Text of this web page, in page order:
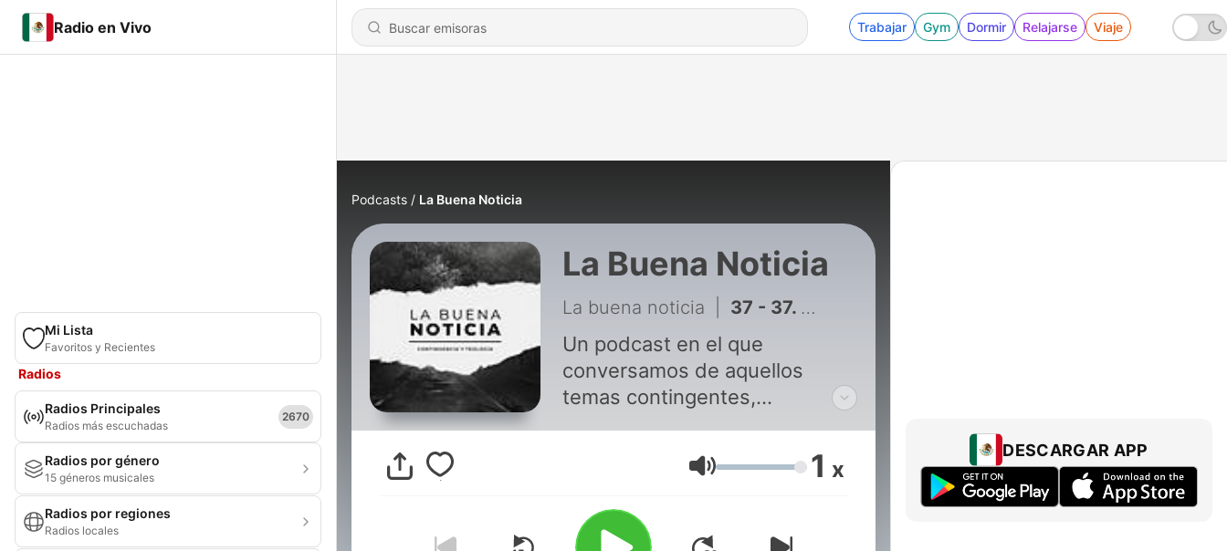
Radio en Vivo Trabajar Gym Dormir Relajarse Viaje
Mi Lista
Favoritos y Recientes
Radios
Radios Principales
Radios más escuchadas
2670
Radios por género
15 géneros musicales
Radios por regiones
Radios locales
Podcasts La Buena Noticia
La Buena Noticia
La buena noticia 37 - 37. Comienza a Hacer Ejercicio (Sedentarios, Crónicos, Obesidad, etc) - ft. Francisco Salinas
Un podcast en el que
conversamos de aquellos
temas contingentes,
nos interesan, todo desde un
punto de vista entretenido y
Volumen 1 x
DESCARGAR APP